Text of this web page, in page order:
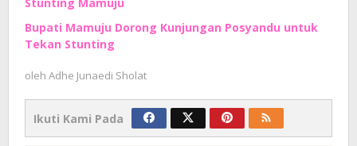
Stunting Mamuju
Bupati Mamuju Dorong Kunjungan Posyandu untuk
Tekan Stunting
oleh Adhe Junaedi Sholat
Ikuti Kami Pada